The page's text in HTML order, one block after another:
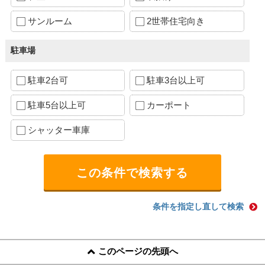
サンルーム 2世帯住宅向き
駐車場
駐車2台可 駐車3台以上可
駐車5台以上可 カーポート
シャッター車庫
条件を指定し直して検索
このページの先頭へ